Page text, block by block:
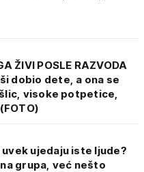
ŽIVI POSLE RAZVODA
dobio dete, a ona se
visoke potpetice,
ujedaju iste ljude?
grupa, već nešto